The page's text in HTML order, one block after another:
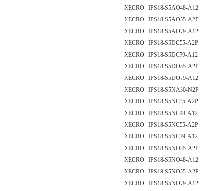
XECRO IPS18-S5AO48-A12
XECRO IPS18-S5AO55-A2P
XECRO IPS18-S5AO79-A12
XECRO IPS18-S5DC55-A2P
XECRO IPS18-S5DC79-A12
XECRO IPS18-S5DO55-A2P
XECRO IPS18-S5DO79-A12
XECRO IPS18-S5NA30-N2P
XECRO IPS18-S5NC35-A2P
XECRO IPS18-S5NC48-A12
XECRO IPS18-S5NC55-A2P
XECRO IPS18-S5NC79-A12
XECRO IPS18-S5NO35-A2P
XECRO IPS18-S5NO48-A12
XECRO IPS18-S5NO55-A2P
XECRO IPS18-S5NO79-A12